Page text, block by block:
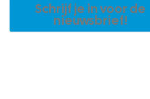
Schrijf je in voor de
nieuwsbrief!